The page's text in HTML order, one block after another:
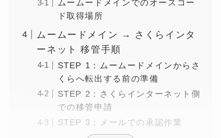
ムームードメインでのオースコー
ド取得場所
ムームードメイン → さくらインタ
ーネット 移管手順
STEP 1：ムームードメインからさ
くらへ転出する前の準備
STEP 2：さくらインターネット側
での移管申請
STEP 3：メールでの承認作業